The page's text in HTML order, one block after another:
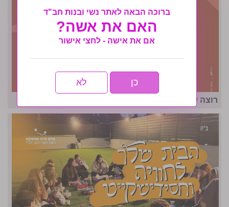
רוצה שהעסק שלך ייחשף לאלפי נשים?
ברוכה הבאה לאתר נשי ובנות חב"ד
האם את אשה?
אם את אישה - לחצי אישור
כן לא